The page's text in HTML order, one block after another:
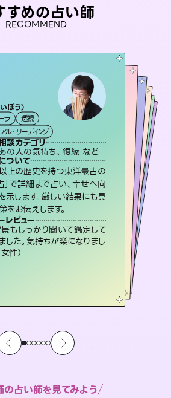
すめの占い師
RECOMMEND
ぼう）
ラ
透視
ル・リーディング
談カテゴリ
の人の気持ち、復縁 など
ついて
上の歴史を持つ東洋最古の
」で詳細まで占い、幸せへ向
示します。厳しい結果にも具
をお伝えします。
レビュー
もしっかり聞いて鑑定して
した。気持ちが楽になりまし
性）
珠羽（とうげんみう）
・オーラ タロット
リチュアル・リーディング
な相談カテゴリ
い、あの人の気持ち、復縁 など
師について
お悩みの中でも特に「曖昧な関
相談を得意としており、友達以上
満なお相手との今後や本音を丁
み解き恋愛成就へと導きます。
ザーレビュー
ていただいてアドバイス通りに行
と仲が復活してきました。ありが
ざいました（40代 女性）
未来視師＊花
霊視・オーラ
スピリチュアル・リーディング
得意な相談カテゴリ
出逢い、片想い、復縁 など
占い師について
未来には何パターンもの選択肢があり
ます。不安で視えにくくなっているあな
たの素敵な未来を見つけ、その未来を
選択できるようアドバイスします。
ユーザーレビュー
職場の人の性質や人間関係、本心など
本当によく視えていてびっくり。対策が
てて前向きになれます（40代）
おう 霊感オラクル
霊視・オーラ
オラクルカード
得意な相談カテゴリ
恋愛総合、あの人の気持ち など
占い師について
霊視×オラクルカードを使って「今」と「未来」そして「気になるあの人の気持ち」まで丁寧に読み解き、恋や人生のヒントを優しく引き出します。
ユーザーレビュー
不安な気持ちが嘘みたいに晴れまし
た…！よく視えていらっしゃるんだなと
感じました（40代 女性）
セラピスト理恵
霊視・オーラ
スピリチュアル・リーディング
得意な相談カテゴリ
片想い、二人の未来、年の差 など
占い師について
連絡再開、復縁、成就などの報告実績
多数。セラピストとして2万超の施術経
験があるからこそできる鑑定で、より良
い未来をサポートします。
ユーザーレビュー
とても心温まる鑑定でした。しかもこち
らは何も言っていないのに視えていらっ
しゃるんだなと驚きです（30代女性）
アイリス -iris-
西洋占星術 タロット
ルーン
得意な相談カテゴリ
恋愛総合、片想い、二人の未来 など
占い師について
復縁、恋愛、不倫の行方、同性愛や片
思い、仕事関係や借金問題まで知りた
いことや心の負担になっていることを
紐解き、背中をそっと押して導きます。
ユーザーレビュー
安心感のあり、言い切ってくれる所や濁
さない鑑定のおかげで、毎回自分の気
持ちを整えられます（30代 男性）
の占い師を見てみよう